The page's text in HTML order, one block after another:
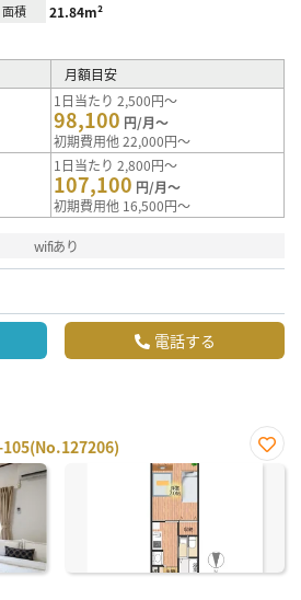
面積 21.84m²
月額目安
1日当たり 2,500円～
98,100 円/月～
初期費用他 22,000円～
1日当たり 2,800円～
107,100 円/月～
初期費用他 16,500円～
wifiあり
電話する
105(No.127206)
お気